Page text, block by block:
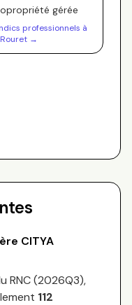
gérée
professionnels à
→
CITYA
RNC (2026Q3),
112